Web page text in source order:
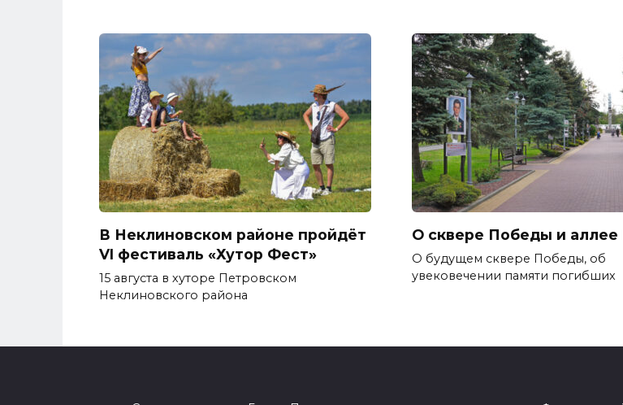
В Неклиновском районе пройдёт
VI фестиваль «Хутор Фест»
15 августа в хуторе Петровском
Неклиновского района
О сквере Победы и аллее
О будущем сквере Победы, об
увековечении памяти погибших